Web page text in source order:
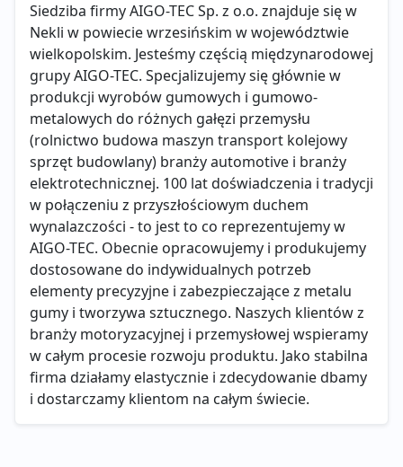
Siedziba firmy AIGO-TEC Sp. z o.o. znajduje się w
Nekli w powiecie wrzesińskim w województwie
wielkopolskim. Jesteśmy częścią międzynarodowej
grupy AIGO-TEC. Specjalizujemy się głównie w
produkcji wyrobów gumowych i gumowo-
metalowych do różnych gałęzi przemysłu
(rolnictwo budowa maszyn transport kolejowy
sprzęt budowlany) branży automotive i branży
elektrotechnicznej. 100 lat doświadczenia i tradycji
w połączeniu z przyszłościowym duchem
wynalazczości - to jest to co reprezentujemy w
AIGO-TEC. Obecnie opracowujemy i produkujemy
dostosowane do indywidualnych potrzeb
elementy precyzyjne i zabezpieczające z metalu
gumy i tworzywa sztucznego. Naszych klientów z
branży motoryzacyjnej i przemysłowej wspieramy
w całym procesie rozwoju produktu. Jako stabilna
firma działamy elastycznie i zdecydowanie dbamy
i dostarczamy klientom na całym świecie.